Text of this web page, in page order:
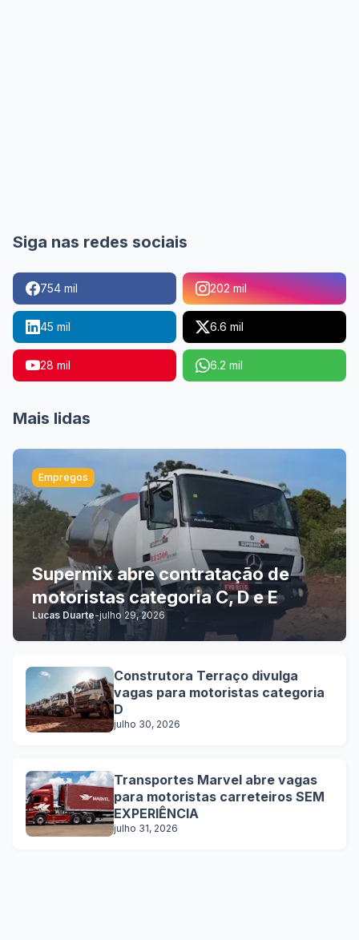
Siga nas redes sociais
754 mil 202 mil
45 mil 6.6 mil
28 mil 6.2 mil
Mais lidas
Empregos
Supermix abre contratação de
motoristas categoria C, D e E
Lucas Duarte-julho 29, 2026
Construtora Terraço divulga
vagas para motoristas categoria
D
julho 30, 2026
Transportes Marvel abre vagas
para motoristas carreteiros SEM
EXPERIÊNCIA
julho 31, 2026